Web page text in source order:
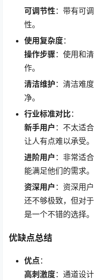
可调节性 ：带有可
性。
使用复杂度：
操作步骤 ：使用和
作。
清洁维护 ：清洁难
净。
行业标准对比：
新手用户 ：不太适
让人有点难以承受。
进阶用户 ：非常适
能满足他们的需求。
资深用户 ：资深用
还不够极致，但对
是一个不错的选择。
优缺点总结
优点 ：
高刺激度：通道设